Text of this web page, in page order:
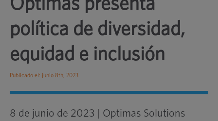
Optimas presenta
política de diversidad,
equidad e inclusión
Publicado el: junio 8th, 2023
8 de junio de 2023 | Optimas Solutions